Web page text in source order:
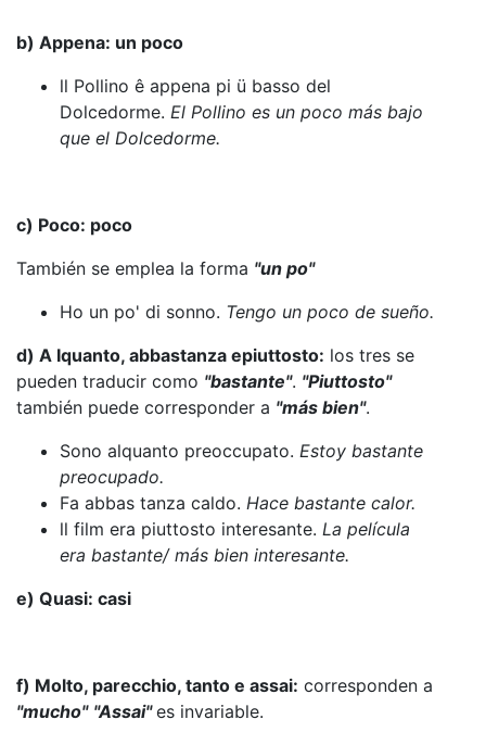
b) Appena: un poco
ll Pollino ê appena pi ü basso del
Dolcedorme. El Pollino es un poco más bajo
que el Dolcedorme.
c) Poco: poco
También se emplea la forma "un po"
Ho un po' di sonno. Tengo un poco de sueño.
d) A Iquanto, abbastanza epiuttosto: los tres se
pueden traducir como "bastante". "Piuttosto"
también puede corresponder a "más bien".
Sono alquanto preoccupato. Estoy bastante
preocupado.
Fa abbas tanza caldo. Hace bastante calor.
ll film era piuttosto interesante. La película
era bastante/ más bien interesante.
e) Quasi: casi
f) Molto, parecchio, tanto e assai: corresponden a
"mucho" "Assai"es invariable.